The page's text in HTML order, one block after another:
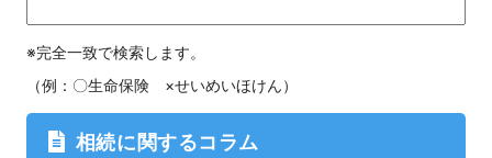
※完全一致で検索します。
（例：〇生命保険 ×せいめいほけん）
相続に関するコラム